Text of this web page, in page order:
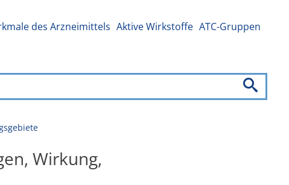
des Arzneimittels Aktive Wirkstoffe ATC-Gruppen
Wirkung,